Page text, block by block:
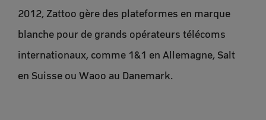
2012, Zattoo gère des plateformes en marque
blanche pour de grands opérateurs télécoms
internationaux, comme 1&1 en Allemagne, Salt
en Suisse ou Waoo au Danemark.